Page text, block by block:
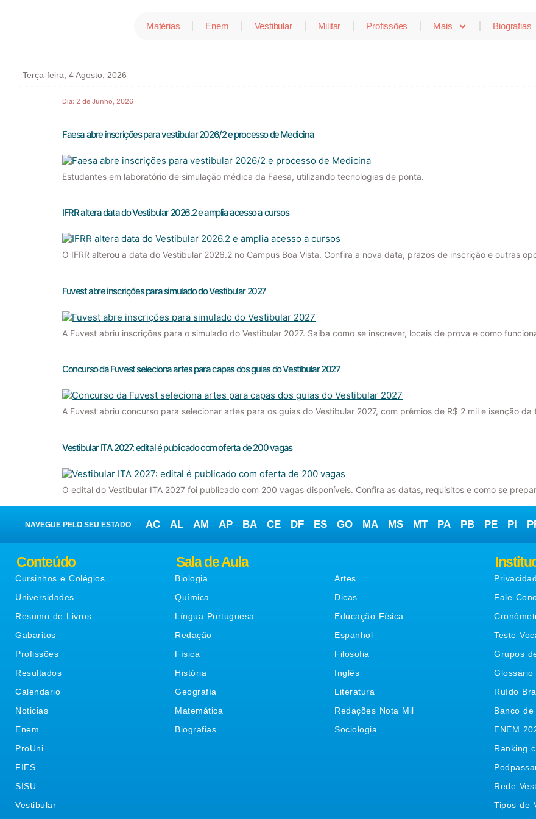
Matérias Enem Vestibular Militar Profissões Mais Biografias
Terça-feira, 4 Agosto, 2026
Dia: 2 de Junho, 2026
Faesa abre inscrições para vestibular 2026/2 e processo de Medicina
Estudantes em laboratório de simulação médica da Faesa, utilizando tecnologias de ponta.
IFRR altera data do Vestibular 2026.2 e amplia acesso a cursos
O IFRR alterou a data do Vestibular 2026.2 no Campus Boa Vista. Confira a nova data, prazos de inscrição e outras
Fuvest abre inscrições para simulado do Vestibular 2027
A Fuvest abriu inscrições para o simulado do Vestibular 2027. Saiba como se inscrever, locais de prova e como
Concurso da Fuvest seleciona artes para capas dos guias do Vestibular 2027
A Fuvest abriu concurso para selecionar artes para os guias do Vestibular 2027, com prêmios de R$ 2 mil e isenção
Vestibular ITA 2027: edital é publicado com oferta de 200 vagas
O edital do Vestibular ITA 2027 foi publicado com 200 vagas disponíveis. Confira as datas, requisitos e como se
NAVEGUE PELO SEU ESTADO AC AL AM AP BA CE DF ES GO MA MS MT PA PB PE PI
Conteúdo
Cursinhos e Colégios
Universidades
Resumo de Livros
Gabaritos
Profissões
Resultados
Calendario
Noticias
Enem
ProUni
FIES
SISU
Vestibular
Sala de Aula
Biologia
Química
Língua Portuguesa
Redação
Física
História
Geografía
Matemática
Biografias
Artes
Dicas
Educação Física
Espanhol
Filosofia
Inglês
Literatura
Redações Nota Mil
Sociologia
Fale
Teste
Grupos
Glossário
Ruído
Banco de
ENEM
Ranking
Rede
Tipos de